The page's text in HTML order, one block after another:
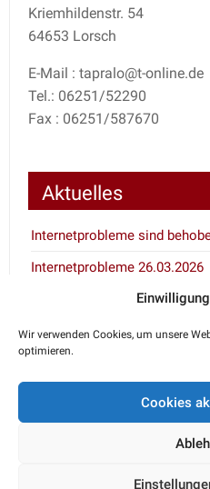
Wir verwenden Cookies, um unsere
optimieren.
Cookies
Kriemhildenstr. 54
64653 Lorsch
E-Mail : tapralo@t-online.de
Tel.: 06251/52290
Fax : 06251/587670
Aktuelles
Internetprobleme sind
Internetprobleme 26.03.2026
Inventur 7.1. und 8.1.2026
Notdienstkalender
Den aktuellen Notdienst
telefonischen